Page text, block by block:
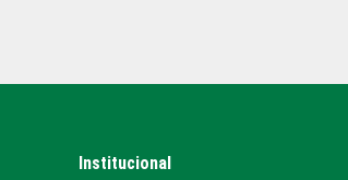
Institucional